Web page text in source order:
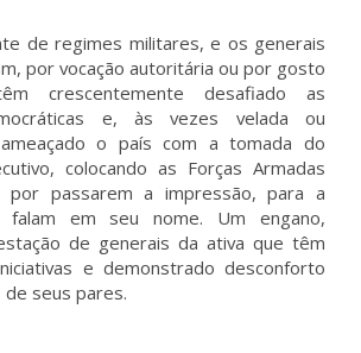
de regimes militares, e os generais
por vocação autoritária ou por gosto
crescentemente desafiado as
e, às vezes velada ou
o país com a tomada do
colocando as Forças Armadas
por passarem a impressão, para a
falam em seu nome. Um engano,
de generais da ativa que têm
e demonstrado desconforto
seus pares.